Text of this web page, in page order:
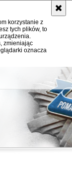
korzystanie z
tych plików, to
zmieniając
oznacza